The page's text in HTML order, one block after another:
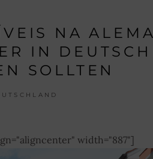
NA
IN
SOLLTEN
width="887"]